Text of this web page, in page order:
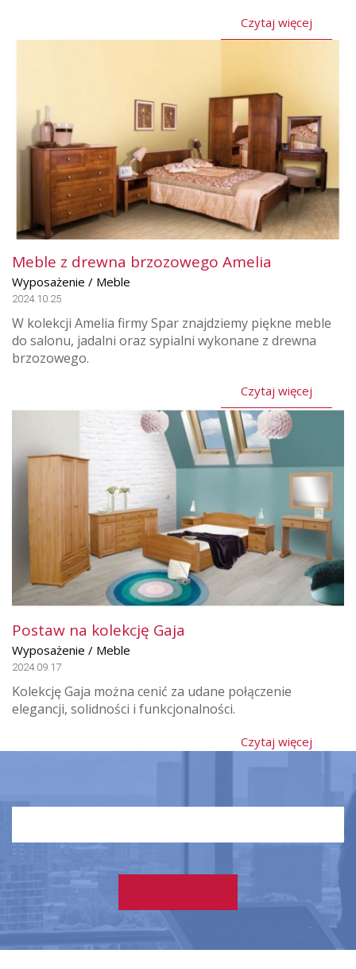
Czytaj więcej
Meble z drewna brzozowego Amelia
Wyposażenie / Meble
2024.10.25
W kolekcji Amelia firmy Spar znajdziemy piękne meble
do salonu, jadalni oraz sypialni wykonane z drewna
brzozowego.
Czytaj więcej
Postaw na kolekcję Gaja
Wyposażenie / Meble
2024.09.17
Kolekcję Gaja można cenić za udane połączenie
elegancji, solidności i funkcjonalności.
Czytaj więcej